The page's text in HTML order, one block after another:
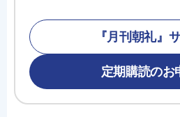
『月刊朝礼』
定期購読のお